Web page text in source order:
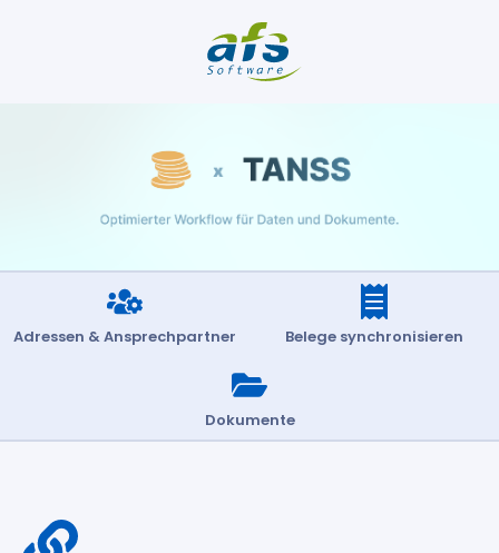
Adressen & Ansprechpartner Belege synchronisieren
Dokumente